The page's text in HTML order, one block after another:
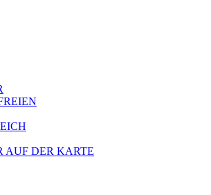
AUF DER KARTE